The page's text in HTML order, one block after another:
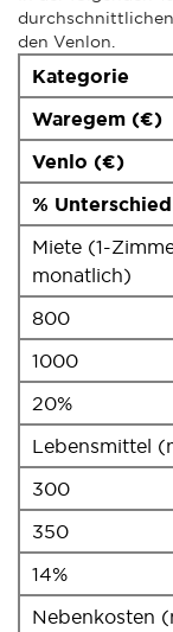
den Venlon.
Kategorie
Waregem (€)
Venlo (€)
% Unterschied
Miete (1-
monatlich)
800
1000
20%
Lebensmittel
300
350
14%
Nebenkosten